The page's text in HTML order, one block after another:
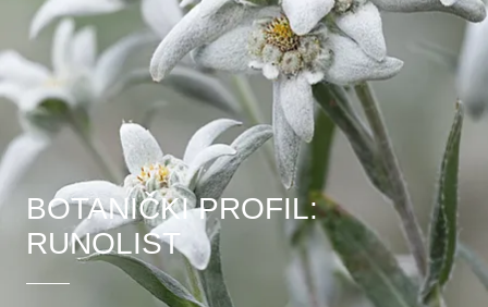
BOTANIČKI PROFIL:
RUNOLIST